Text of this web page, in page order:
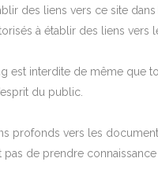
des liens vers ce site
à établir des liens vers
est interdite de même que
du public.
profonds vers les
de prendre connaissance